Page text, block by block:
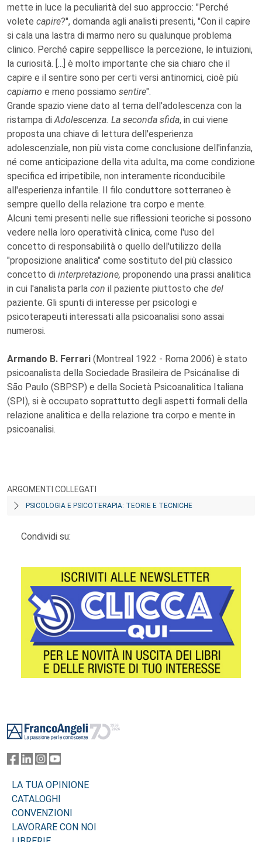
mette in luce la peculiarità del suo approccio: "Perché
volete capire?", domanda agli analisti presenti, "Con il capire
si cala una lastra di marmo nero su qualunque problema
clinico. Perché capire seppellisce la percezione, le intuizioni,
la curiosità. [...] è molto importante che sia chiaro che il
capire e il sentire sono per certi versi antinomici, cioè più
capiamo e meno possiamo sentire".
Grande spazio viene dato al tema dell'adolescenza con la
ristampa diAdolescenza. La seconda sfida, in cui viene
proposta una chiave di lettura dell'esperienza
adolescenziale, non più vista come conclusione dell'infanzia,
né come anticipazione della vita adulta, ma come condizione
specifica ed irripetibile, non interamente riconducibile
all'esperienza infantile. Il filo conduttore sotterraneo è
sempre quello della relazione tra corpo e mente.
Alcuni temi presenti nelle sue riflessioni teoriche si possono
vedere nella loro operatività clinica, come l'uso del
concetto di responsabilità o quello dell'utilizzo della
"proposizione analitica" come sostituto del più classico
concetto di interpretazione, proponendo una prassi analitica
in cui l'analista parla con il paziente piuttosto che del
paziente. Gli spunti di interesse per psicologi e
psicoterapeuti interessati alla psicoanalisi sono assai
numerosi.
Armando B. Ferrari (Montreal 1922 - Roma 2006) è stato
psicoanalista della Sociedade Brasileira de Psicánalise di
São Paulo (SBPSP) e della Società Psicoanalitica Italiana
(SPI), si è occupato soprattutto degli aspetti formali della
relazione analitica e della relazione tra corpo e mente in
psicoanalisi.
ARGOMENTI COLLEGATI
PSICOLOGIA E PSICOTERAPIA: TEORIE E TECNICHE
Condividi su:
LA TUA OPINIONE
CATALOGHI
CONVENZIONI
LAVORARE CON NOI